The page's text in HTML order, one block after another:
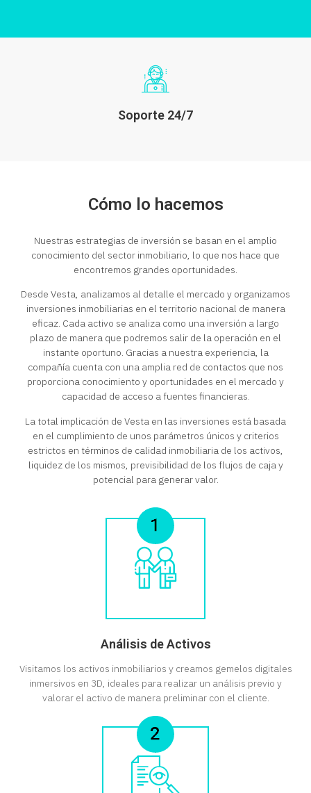
Soporte 24/7
Cómo lo hacemos
Nuestras estrategias de inversión se basan en el amplio
conocimiento del sector inmobiliario, lo que nos hace que
encontremos grandes oportunidades.
Desde Vesta, analizamos al detalle el mercado y organizamos
inversiones inmobiliarias en el territorio nacional de manera
eficaz. Cada activo se analiza como una inversión a largo
plazo de manera que podremos salir de la operación en el
instante oportuno. Gracias a nuestra experiencia, la
compañía cuenta con una amplia red de contactos que nos
proporciona conocimiento y oportunidades en el mercado y
capacidad de acceso a fuentes financieras.
La total implicación de Vesta en las inversiones está basada
en el cumplimiento de unos parámetros únicos y criterios
estrictos en términos de calidad inmobiliaria de los activos,
liquidez de los mismos, previsibilidad de los flujos de caja y
potencial para generar valor.
Análisis de Activos
Visitamos los activos inmobiliarios y creamos gemelos digitales
inmersivos en 3D, ideales para realizar un análisis previo y
valorar el activo de manera preliminar con el cliente.